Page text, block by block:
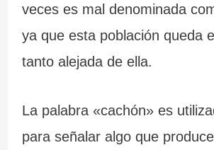
veces es mal denominada
ya que esta población queda
tanto alejada de ella.
La palabra «cachón» es
para señalar algo que